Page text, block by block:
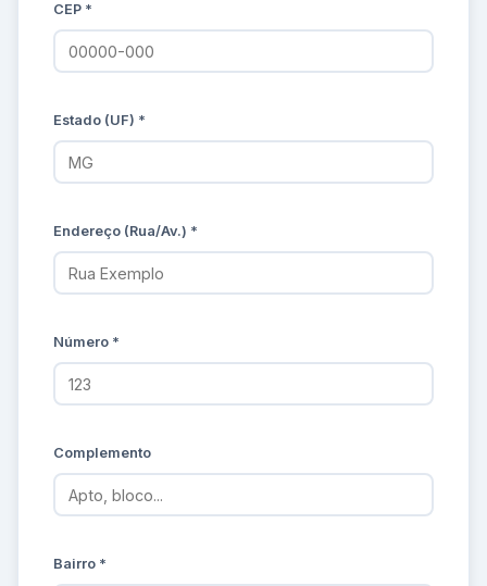
CEP *
Estado (UF) *
Endereço (Rua/Av.) *
Número *
Complemento
Bairro *